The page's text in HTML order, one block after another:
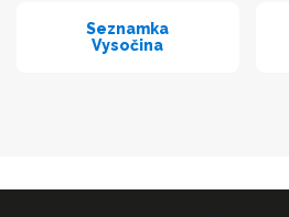
Seznamka
Vysočina